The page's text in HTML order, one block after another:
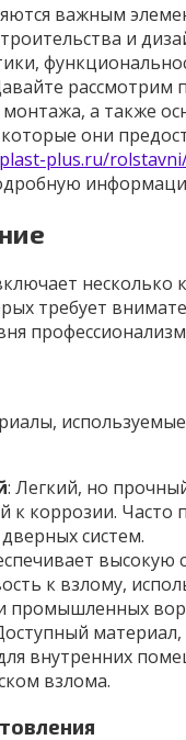
важным
и
рассмотрим
монтажа, а также
они
plus.ru/
несколько
требует
: Легкий, но
к коррозии. Часто
систем.
высокую
к взлому,
промышленных
внутренних
взлома.